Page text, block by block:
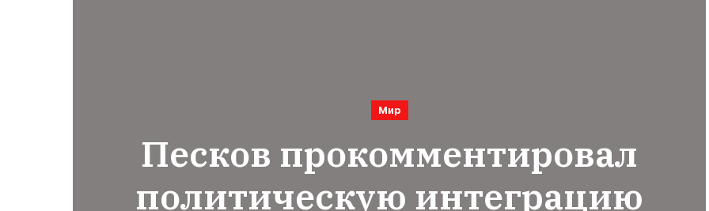
Мир
Песков прокомментировал
политическую интеграцию